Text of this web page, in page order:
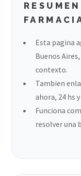
Esta pagina
Buenos
contexto.
Tambien
ahora, 24 hs
Funciona
resolver una